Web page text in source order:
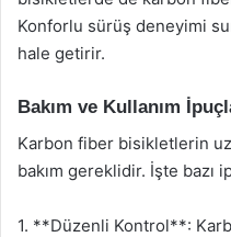
Konforlu sürüş deneyimi
hale getirir.
Bakım ve Kullanım
Karbon fiber bisikletlerin
bakım gereklidir. İşte bazı
1. **Düzenli Kontrol**: